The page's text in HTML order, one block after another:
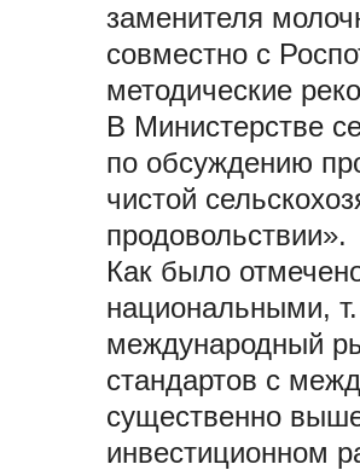
заменителя
совместно с
методические
В Министерстве
по обсуждению
чистой
продовольствии».
Как было
национальными,
международный
стандартов с
существенно
инвестиционном